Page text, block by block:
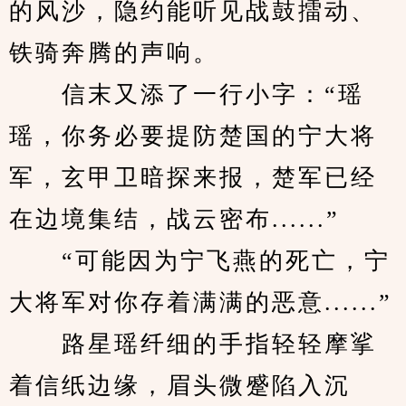
的风沙，隐约能听见战鼓擂动、
铁骑奔腾的声响。
信末又添了一行小字：“瑶
瑶，你务必要提防楚国的宁大将
军，玄甲卫暗探来报，楚军已经
在边境集结，战云密布......”
“可能因为宁飞燕的死亡，宁
大将军对你存着满满的恶意......”
路星瑶纤细的手指轻轻摩挲
着信纸边缘，眉头微蹙陷入沉